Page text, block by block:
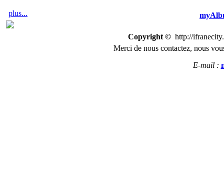
plus...
Copyright ©http://
Merci de nous contactez, nous
E-mail :